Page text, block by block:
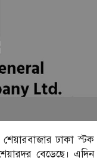
শেয়ারবাজার ঢাকা স্টক
বেড়েছে। এদিন